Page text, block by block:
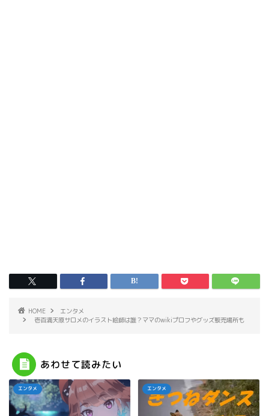
HOME
エンタメ
壱百満天原サロメのイラスト絵師は誰？ママのwikiプロフやグッズ販売場所も
あわせて読みたい
エンタメ エンタメ